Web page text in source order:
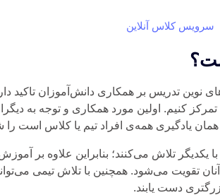
تدریس بر همکاری دانش‌آموزان تاکید
کنیم. اولین مورد همکاری و توجه به
یادگیری همه‌ی افراد تیم یا کلاس است
یکدیگر تلاش می‌کنند؛ بنابراین علاوه بر
تقویت می‌شود. همچنین با تلاش تیمی
دست یابند.